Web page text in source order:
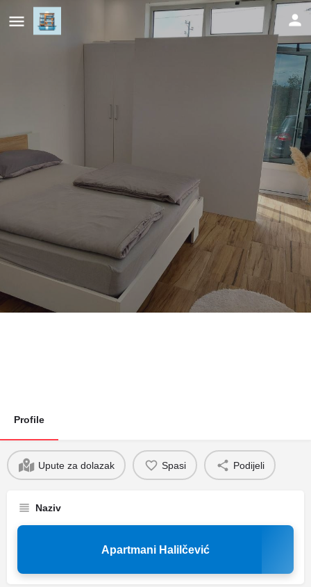
Apartmani Halilčević
Profile
Upute za dolazak Spasi Podijeli
Naziv
Apartmani Halilčević